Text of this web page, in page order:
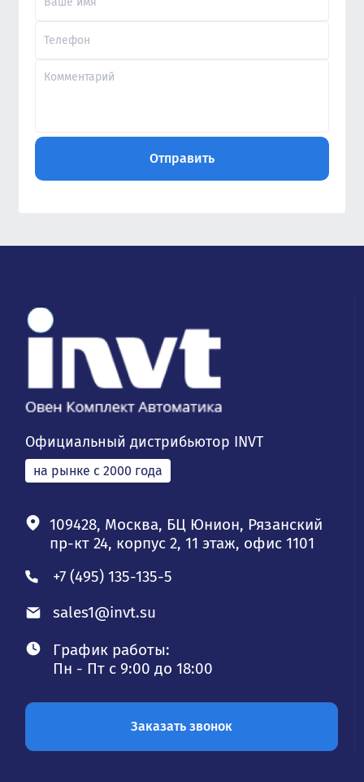
Официальный дистрибьютор INVT
на рынке с 2000 года
109428, Москва, БЦ Юнион, Рязанский
пр-кт 24, корпус 2, 11 этаж, офис 1101
+7 (495) 135-135-5
sales1@invt.su
График работы:
Пн - Пт с 9:00 до 18:00
Заказать звонок